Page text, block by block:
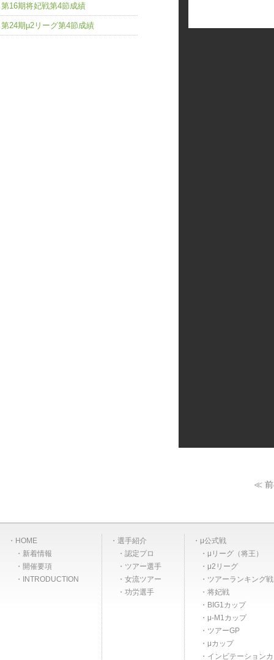
≪ 前
第16期将妃戦第4節成績
第24期μ2リーグ第4節成績
HOME
新着情報
開催要項
INTRODUCTION
選手紹介
認定プロ
ツアー選手
女流ツアー
功労選手
μ公式戦
μリーグ（将王）
μ2リーグ
ツアーランキング
将妃戦
BIG1カップ
μ-M1カップ
ツアーGP
μカップ
インビテーション